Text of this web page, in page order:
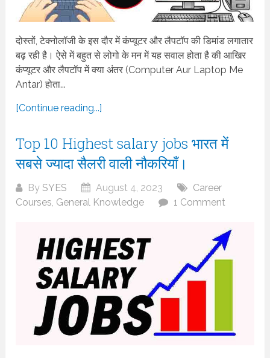
दोस्तों, टेक्नोलॉजी के इस दौर में कंप्यूटर और लैपटॉप की डिमांड लगातार
बढ़ रही है। ऐसे में बहुत से लोगो के मन में यह सवाल होता है की आखिर
कंप्यूटर और लैपटॉप में क्या अंतर (Computer Aur Laptop Me
Antar) होता...
[Continue reading...]
Top 10 Highest salary jobs भारत में
सबसे ज्यादा सैलरी वाली नौकरियाँ।
BySYES August 4, 2023
Career
Courses, General Knowledge 1 Comment